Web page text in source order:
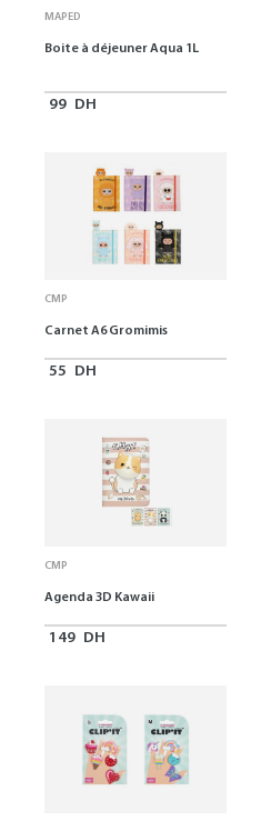
MAPED
Boite à déjeuner Aqua 1L
99 DH
CMP
Carnet A6 Gromimis
55 DH
CMP
Agenda 3D Kawaii
149 DH